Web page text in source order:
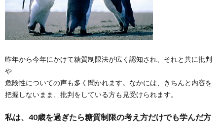
昨年から今年にかけて糖質制限法が広く認知され、それと共に批判
や
危険性についての声も多く聞かれます。なかには、きちんと内容を
把握しないまま、批判をしている方も見受けられます。
私は、40歳を過ぎたら糖質制限の考え方だけでも学んだ方